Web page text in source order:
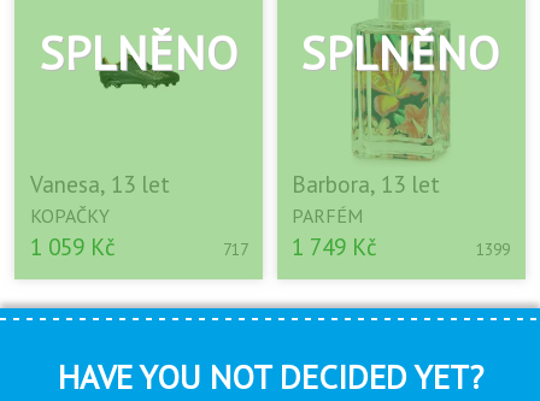
Vanesa, 13 let
KOPAČKY
1 059 Kč 717
Barbora, 13 let
PARFÉM
1 749 Kč 1399
HAVE YOU NOT DECIDED YET?